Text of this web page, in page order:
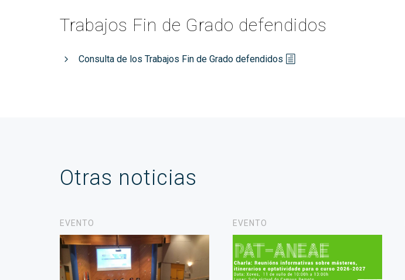
Trabajos Fin de Grado defendidos
Consulta de los Trabajos Fin de Grado defendidos
Otras noticias
EVENTO EVENTO